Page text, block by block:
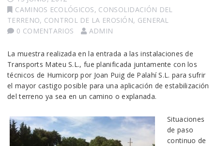
CAMINOS ECOLÓGICOS, CONSOLIDACIÓN DEL
TERRENO, CONTROL DE LA EROSIÓN, GENERAL
0 COMENTARIOS
ADMIN
La muestra realizada en la entrada a las instalaciones de
Transports Mateu S.L., fue planificada juntamente con los
técnicos de Humicorp por Joan Puig de Palahí S.L. para sufrir
el mayor castigo posible para una aplicación de estabilización
del terreno ya sea en un camino o explanada.
Situaciones
de paso
continuo de